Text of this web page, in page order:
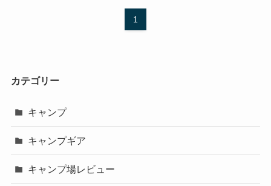
1
カテゴリー
キャンプ
キャンプギア
キャンプ場レビュー